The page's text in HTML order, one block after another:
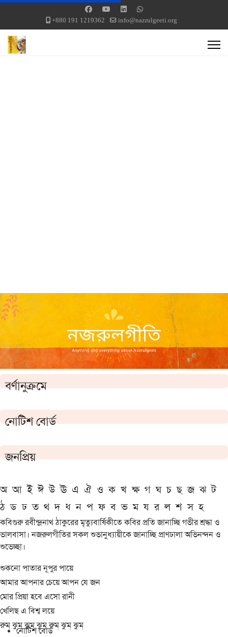
+880 191 1219362 info@nazrulgeeti.org
বর্ণানুক্রমে
নোটিশ বোর্ড
জনপ্রিয়
অ আ ই ঈ উ ঊ এ ঐ ও ক খ ক্ষ গ ঘ চ ছ জ ঝ ট
ঠ ড ঢ ত থ দ ধ ন প ফ ব ভ ম য র ল শ স হ
কবিগুরু রবীন্দ্রনাথ ঠাকুরের মৃত্যুবার্ষিকীতে কবির প্রতি জানাচ্ছি গভীর শ্রদ্ধা ও
ভালবাসা। নজরুলগীতির সকল শুভানুধ্যায়ীকে জানাচ্ছি প্রাণঢালা অভিনন্দন ও
শুভেচ্ছা।
শুকনো পাতার নূপুর পায়ে
আমার আপনার চেয়ে আপন যে জন
মোর প্রিয়া হবে এসো রানী
খেলিছ এ বিশ্ব লয়ে
রুম্ ঝুম্ ঝুম্ ঝুম্ রুম্ ঝুম্ ঝুম্
নোটিশ বোর্ড